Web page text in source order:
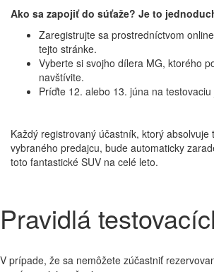
Ako sa zapojiť do súťaže? Je to
Zaregistrujte sa prostredníctvom
tejto stránke.
Vyberte si svojho dílera MG, ktorého
navštívite.
Príďte 12. alebo 13. júna na testovaciu
Každý registrovaný účastník, ktorý absolvuje
vybraného predajcu, bude automaticky
toto fantastické SUV na celé leto.
Pravidlá
V prípade, že sa nemôžete zúčastniť